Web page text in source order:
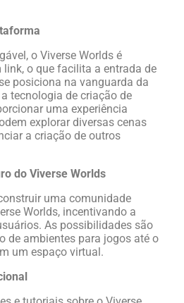
o Viverse Worlds é
link, o que facilita a entrada de
posiciona na vanguarda da
tecnologia de criação de
uma experiência
explorar diversas cenas
a criação de outros
do Viverse Worlds
uma comunidade
Worlds, incentivando a
As possibilidades são
de ambientes para jogos até o
um espaço virtual.